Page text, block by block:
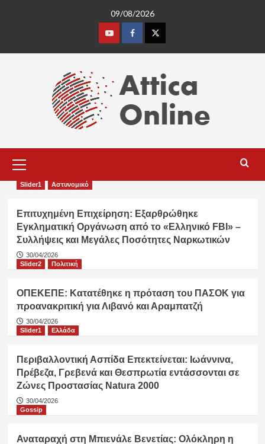
09/08/2026
YoutubeFacebookTwitter
Menu
Slider1 Αστυνομικό
Επιτυχημένη Επιχείρηση: Εξαρθρώθηκε
Εγκληματική Οργάνωση από το «Ελληνικό FBI» –
Συλλήψεις και Μεγάλες Ποσότητες Ναρκωτικών
30/04/2026
Slider2
Πολιτική
ΟΠΕΚΕΠΕ: Κατατέθηκε η πρόταση του ΠΑΣΟΚ για
προανακριτική για Λιβανό και Αραμπατζή
30/04/2026
Slider1
Ελλάδα
Περιβαλλοντική Ασπίδα Επεκτείνεται: Ιωάννινα,
Πρέβεζα, Γρεβενά και Θεσπρωτία εντάσσονται σε
Ζώνες Προστασίας Natura 2000
30/04/2026
Gossip
Αναταραχή στη Μπιενάλε Βενετίας: Ολόκληρη η